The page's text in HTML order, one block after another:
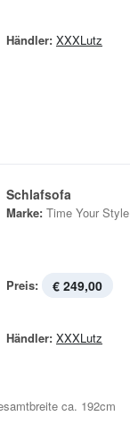
Händler: XXXLutz
Schlafsofa
Marke: Time Your Style
Preis: € 249,00
Händler: XXXLutz
ca. 192cm